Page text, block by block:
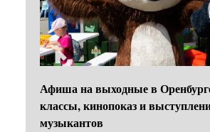
Афиша на выходные в
классы, кинопоказ и
музыкантов